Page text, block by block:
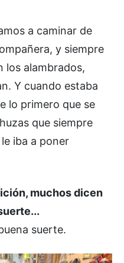
a caminar de
y siempre
los alambrados,
Y cuando estaba
lo primero que se
que siempre
iba a poner
muchos dicen
suerte.